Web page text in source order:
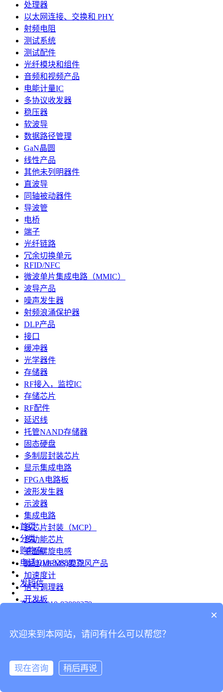
处理器
以太网连接、交换和 PHY
射频电阻
测试系统
测试配件
光纤模块和组件
音频和视频产品
电能计量IC
多协议收发器
稳压器
软波导
数据路径管理
GaN晶圆
线性产品
其他未列明器件
直波导
同轴被动器件
导波管
电桥
端子
光纤链路
冗余切换单元
RFID/NFC
微波单片集成电路（MMIC）
波导产品
噪声发生器
射频浪涌保护器
DLP产品
接口
缓冲器
光学器件
存储器
RF接入，监控IC
存储芯片
RF配件
延迟线
托管NAND存储器
固态硬盘
多制层封装芯片
显示集成电路
FPGA电路板
波形发生器
示波器
集成电路
多芯片封装（MCP）
多功能芯片
平面螺旋电感
微硅(MEMS)麦克风产品
加速度计
信号调理器
开发板
台式仪表
连接器
首页
分类
购物车
电话 010-82888379
发短信
查地图 010-82888379
分享
×
欢迎来到本网站，请问有什么可以帮您？
现在咨询 稍后再说